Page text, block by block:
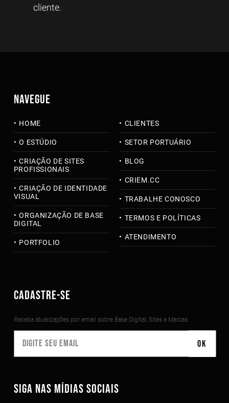
cliente.
NAVEGUE
HOME
O ESTÚDIO
CRIAÇÃO DE SITES
PROFISSIONAIS
CRIAÇÃO DE IDENTIDADE
VISUAL
ORGANIZAÇÃO DE BASE
DIGITAL
PORTFOLIO
CLIENTES
SETOR PORTUÁRIO
BLOG
CRIEM.CC
TRABALHE CONOSCO
TERMOS E POLÍTICAS
ATENDIMENTO
CADASTRE-SE
Receba atualizações por email sobre Base Digital, Sites e Marcas:
SIGA NAS MÍDIAS SOCIAIS